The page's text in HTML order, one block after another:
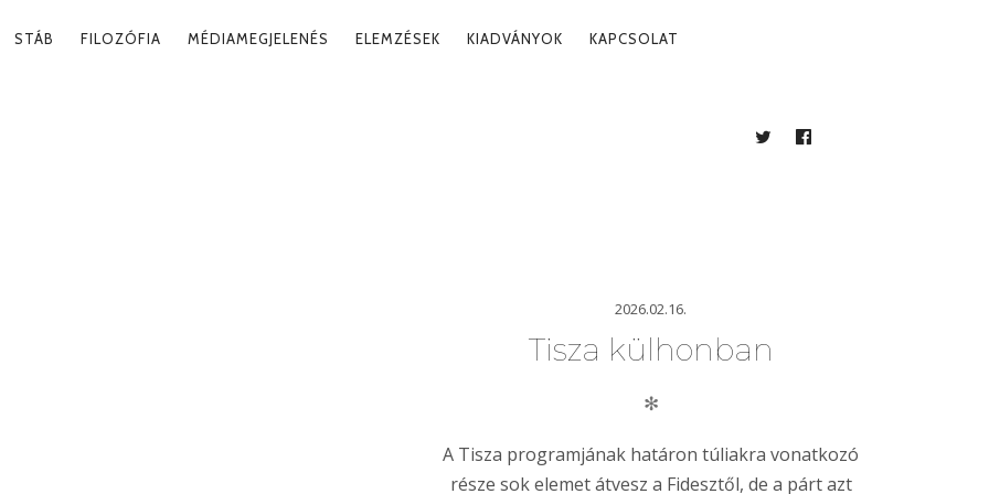
STÁB FILOZÓFIA MÉDIAMEGJELENÉS ELEMZÉSEK KIADVÁNYOK KAPCSOLAT
TWITTERFACEBOOK
2026.02.16.
Tisza külhonban
✻
A Tisza programjának határon túliakra vonatkozó
része sok elemet átvesz a Fidesztől, de a párt azt